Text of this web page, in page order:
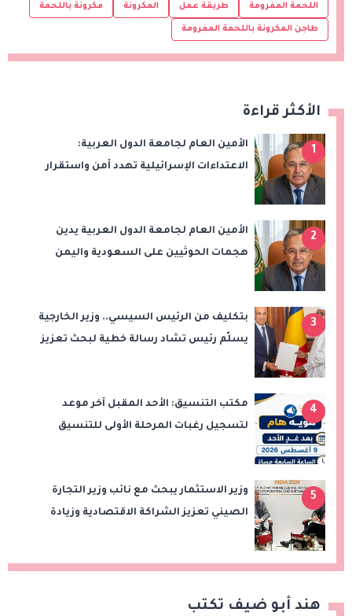
اللحمة المفرومة طريقة عمل المكرونة مكرونة باللحمة
طاجن المكرونة باللحمة المفرومة
الأكثر قراءة
1
الأمين العام لجامعة الدول العربية:
الاعتداءات الإسرائيلية تهدد أمن واستقرار
2
الأمين العام لجامعة الدول العربية يدين
هجمات الحوثيين على السعودية واليمن
3
بتكليف من الرئيس السيسي.. وزير الخارجية
يسلّم رئيس تشاد رسالة خطية لبحث تعزيز
4
مكتب التنسيق: الأحد المقبل آخر موعد
لتسجيل رغبات المرحلة الأولى للتنسيق
5
وزير الاستثمار يبحث مع نائب وزير التجارة
الصيني تعزيز الشراكة الاقتصادية وزيادة
هند أبو ضيف تكتب